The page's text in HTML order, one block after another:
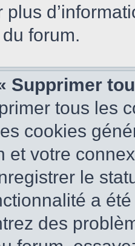
plus
forum.
Supprimer
tous les
cookies
et votre
le
a
des